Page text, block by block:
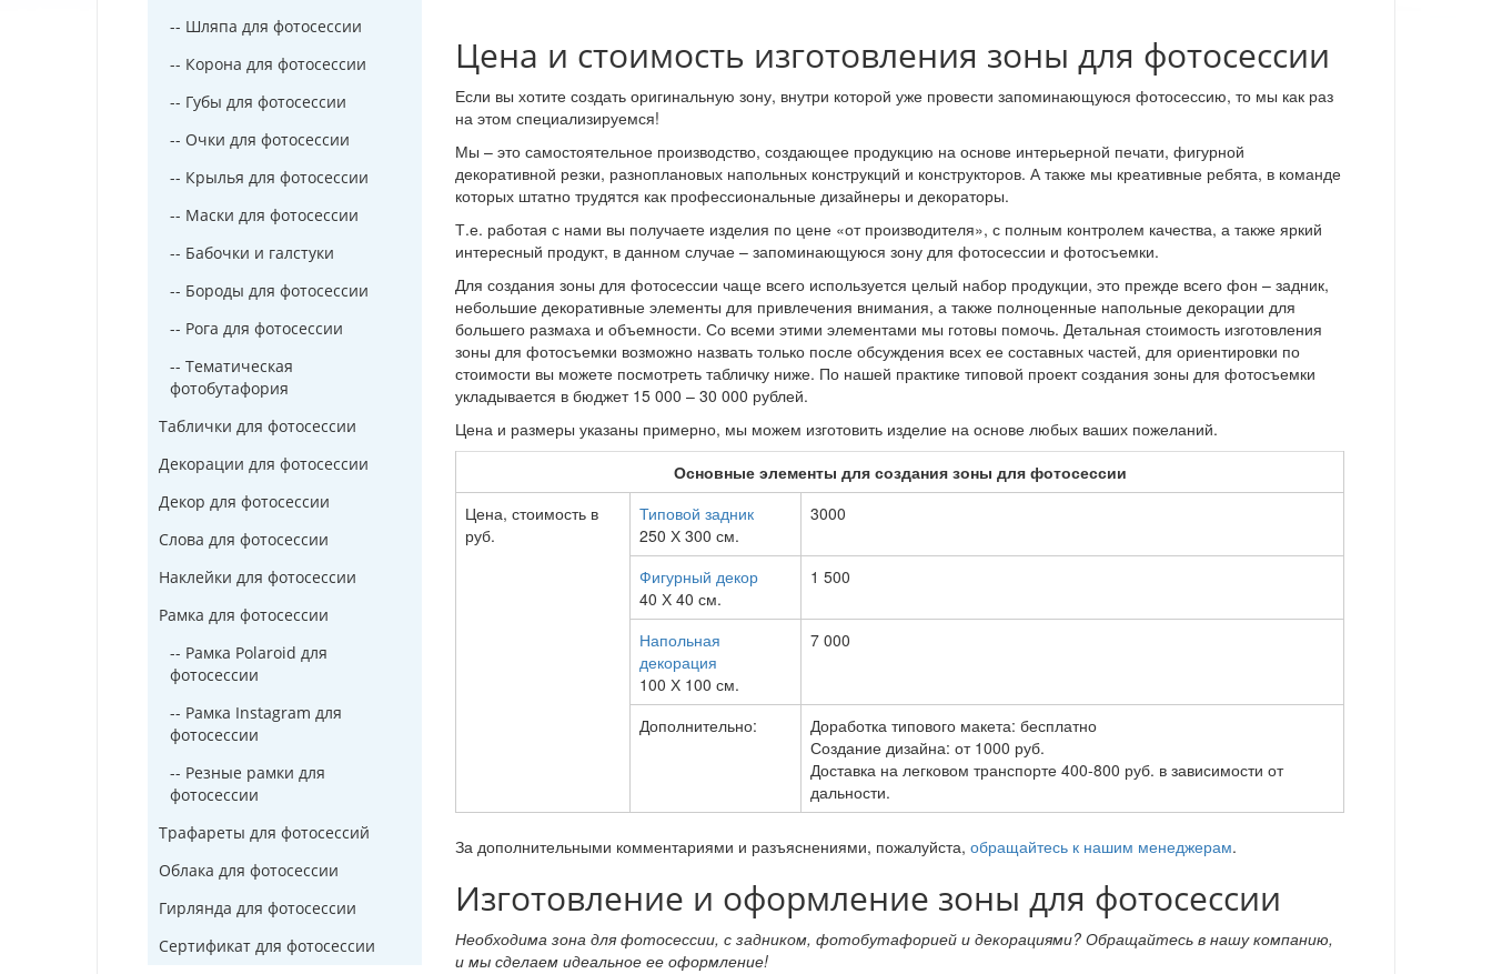
-- Шляпа для фотосессии
-- Корона для фотосессии
-- Губы для фотосессии
-- Очки для фотосессии
-- Крылья для фотосессии
-- Маски для фотосессии
-- Бабочки и галстуки
-- Бороды для фотосессии
-- Рога для фотосессии
-- Тематическая
фотобутафория
Таблички для фотосессии
Декорации для фотосессии
Декор для фотосессии
Слова для фотосессии
Наклейки для фотосессии
Рамка для фотосессии
-- Рамка Polaroid для
фотосессии
-- Рамка Instagram для
фотосессии
-- Резные рамки для
фотосессии
Трафареты для фотосессий
Облака для фотосессии
Гирлянда для фотосессии
Сертификат для фотосессии
Цена и стоимость изготовления зоны для фотосессии
Если вы хотите создать оригинальную зону, внутри которой уже провести запоминающуюся фотосессию, то мы как раз
на этом специализируемся!
Мы – это самостоятельное производство, создающее продукцию на основе интерьерной печати, фигурной
декоративной резки, разноплановых напольных конструкций и конструкторов. А также мы креативные ребята, в команде
которых штатно трудятся как профессиональные дизайнеры и декораторы.
Т.е. работая с нами вы получаете изделия по цене «от производителя», с полным контролем качества, а также яркий
интересный продукт, в данном случае – запоминающуюся зону для фотосессии и фотосъемки.
Для создания зоны для фотосессии чаще всего используется целый набор продукции, это прежде всего фон – задник,
небольшие декоративные элементы для привлечения внимания, а также полноценные напольные декорации для
большего размаха и объемности. Со всеми этими элементами мы готовы помочь. Детальная стоимость изготовления
зоны для фотосъемки возможно назвать только после обсуждения всех ее составных частей, для ориентировки по
стоимости вы можете посмотреть табличку ниже. По нашей практике типовой проект создания зоны для фотосъемки
укладывается в бюджет 15 000 – 30 000 рублей.
Цена и размеры указаны примерно, мы можем изготовить изделие на основе любых ваших пожеланий.
Основные элементы для создания зоны для фотосессии
Цена, стоимость в
руб.
Типовой задник
250 Х 300 см.
3000
Фигурный декор
40 Х 40 см.
1 500
Напольная
декорация
100 Х 100 см.
7 000
Дополнительно:
Доработка типового макета: бесплатно
Создание дизайна: от 1000 руб.
Доставка на легковом транспорте 400-800 руб. в зависимости от
дальности.
За дополнительными комментариями и разъяснениями, пожалуйста, обращайтесь к нашим менеджерам.
Изготовление и оформление зоны для фотосессии
Необходима зона для фотосессии, с задником, фотобутафорией и декорациями? Обращайтесь в нашу компанию,
и мы сделаем идеальное ее оформление!